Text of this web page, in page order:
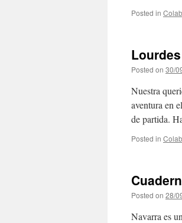
Posted in
Posted on 30/
Nuestra
aventura en
de partida.
Posted in
Posted on 28/
Navarra es